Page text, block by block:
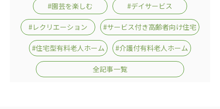
#園芸を楽しむ #デイサービス
#レクリエーション #サービス付き高齢者向け住宅
#住宅型有料老人ホーム #介護付有料老人ホーム
全記事一覧